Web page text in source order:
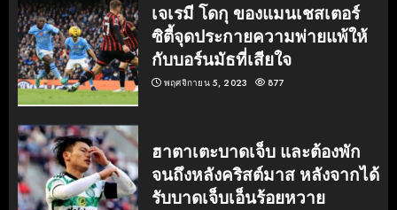
เจเรมี โดกุ ของแมนเชสเตอร์
ซิตี้จุดประกายความพ่ายแพ้ให้
กับบอร์นมัธที่เสียใจ
พฤศจิกายน 5, 2023 877
ฮาตาเตะบาดเจ็บ และต้องพัก
จนถึงหลังคริสต์มาส หลังจากได้
รับบาดเจ็บเอ็นร้อยหวาย